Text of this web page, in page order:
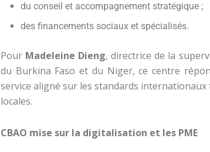
du conseil et accompagnement stratégique ;
des financements sociaux et spécialisés.
Pour Madeleine Dieng, directrice de la
du Burkina Faso et du Niger, ce centre
service aligné sur les standards
locales.
CBAO mise sur la digitalisation et les PME